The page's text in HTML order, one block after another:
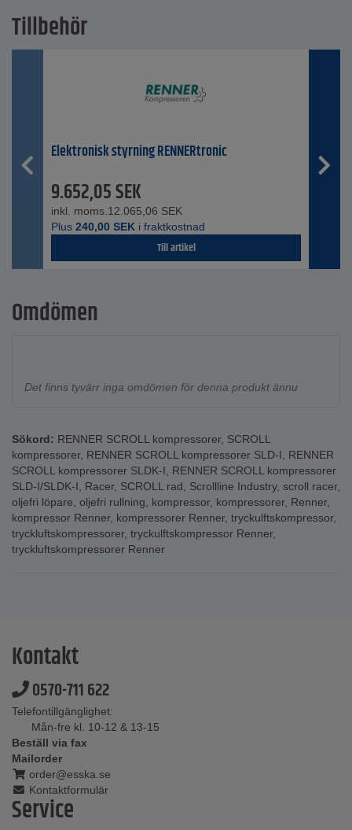
Tillbehör
Elektronisk styrning RENNERtronic
9.652,05SEK
inkl. moms.12.065,06 SEK
Plus 240,00 SEK i fraktkostnad
Till artikel
Omdömen
Det finns tyvärr inga omdömen för denna produkt ännu
Sökord: RENNER SCROLL kompressorer, SCROLL
kompressorer, RENNER SCROLL kompressorer SLD-I, RENNER
SCROLL kompressorer SLDK-I, RENNER SCROLL kompressorer
SLD-I/SLDK-I, Racer, SCROLL rad, Scrollline Industry, scroll racer,
oljefri löpare, oljefri rullning, kompressor, kompressorer, Renner,
kompressor Renner, kompressorer Renner, tryckulftskompressor,
tryckluftskompressorer, tryckulftskompressor Renner,
tryckluftskompressorer Renner
Kontakt
0570-711 622
Telefontillgänglighet:
Mån-fre kl. 10-12 & 13-15
Beställ via fax
Mailorder
order@esska.se
Kontaktformulär
Service